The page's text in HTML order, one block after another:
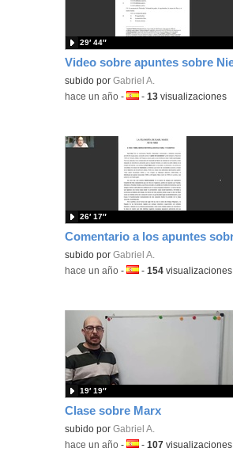
Contenido educativo.
subido porGabriel A.
29′ 44″
-hace un año -Idioma:
-13 visualizaciones
Contenido educativo.
subido porGabriel A.
26′ 17″
-hace un año -Idioma:
-154 visualizaciones
Clase sobre Marx
Contenido educativo.
subido porGabriel A.
19′ 19″
-hace un año -Idioma:
-107 visualizaciones